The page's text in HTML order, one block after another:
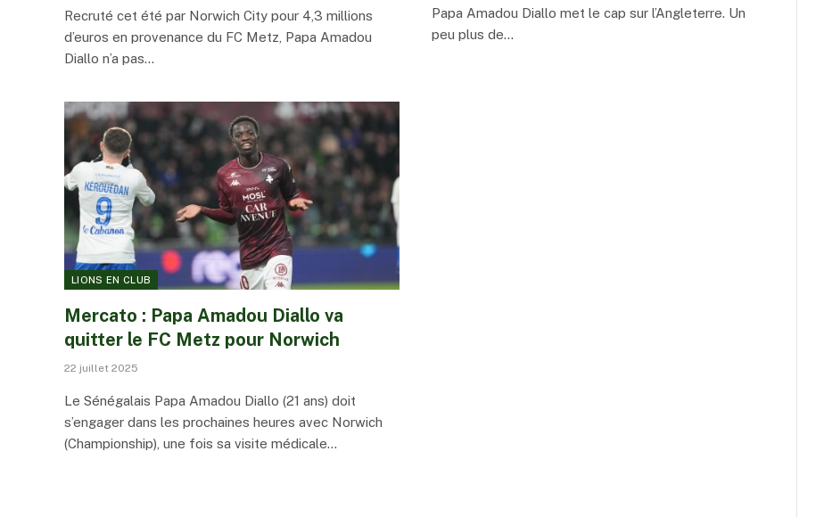
Recruté cet été par Norwich City pour 4,3 millions
d’euros en provenance du FC Metz, Papa Amadou
Diallo n’a pas…
Papa Amadou Diallo met le cap sur l’Angleterre. Un
peu plus de…
LIONS EN CLUB
Mercato : Papa Amadou Diallo va
quitter le FC Metz pour Norwich
22 juillet 2025
Le Sénégalais Papa Amadou Diallo (21 ans) doit
s’engager dans les prochaines heures avec Norwich
(Championship), une fois sa visite médicale…